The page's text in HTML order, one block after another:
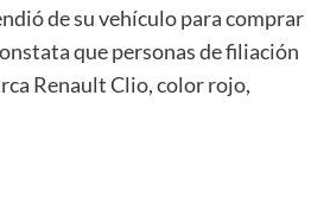
de su vehículo para comprar
que personas de filiación
Renault Clio, color rojo,